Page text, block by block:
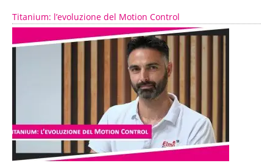
Titanium: l’evoluzione del Motion Control